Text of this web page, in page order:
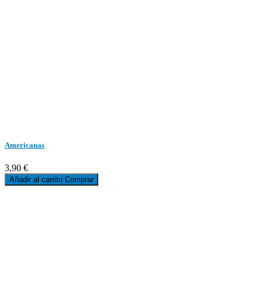
Americanas
3,90 €
Añadir al carrito Comprar